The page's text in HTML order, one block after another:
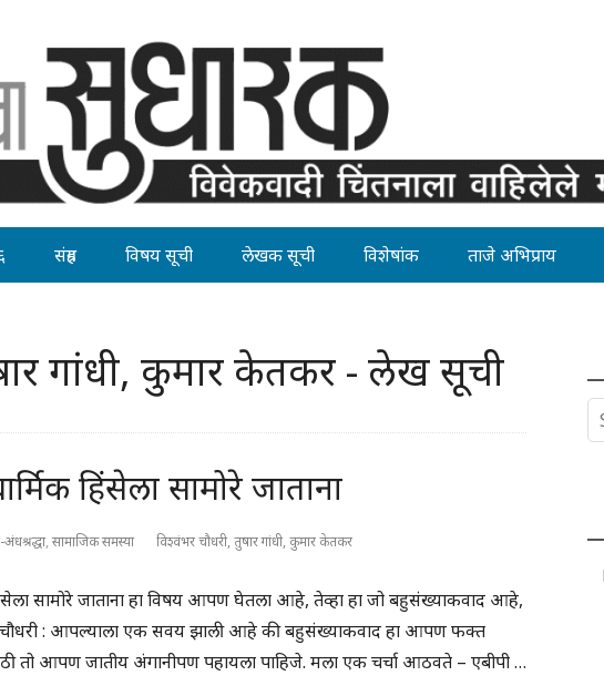
संग्रह विषय सूची लेखक सूची विशेषांक ताजे अभिप्राय
गांधी, कुमार केतकर - लेख सूची
हिंसेला सामोरे जाताना
अंधश्रद्धा, सामाजिक समस्या विश्वंभर चौधरी, तुषार गांधी, कुमार केतकर
सामोरे जाताना हा विषय आपण घेतला आहे, तेव्हा हा जो बहुसंख्याकवाद आहे,
चौधरी : आपल्याला एक सवय झाली आहे की बहुसंख्याकवाद हा आपण फक्त
तो आपण जातीय अंगानीपण पहायला पाहिजे. मला एक चर्चा आठवते – एबीपी …